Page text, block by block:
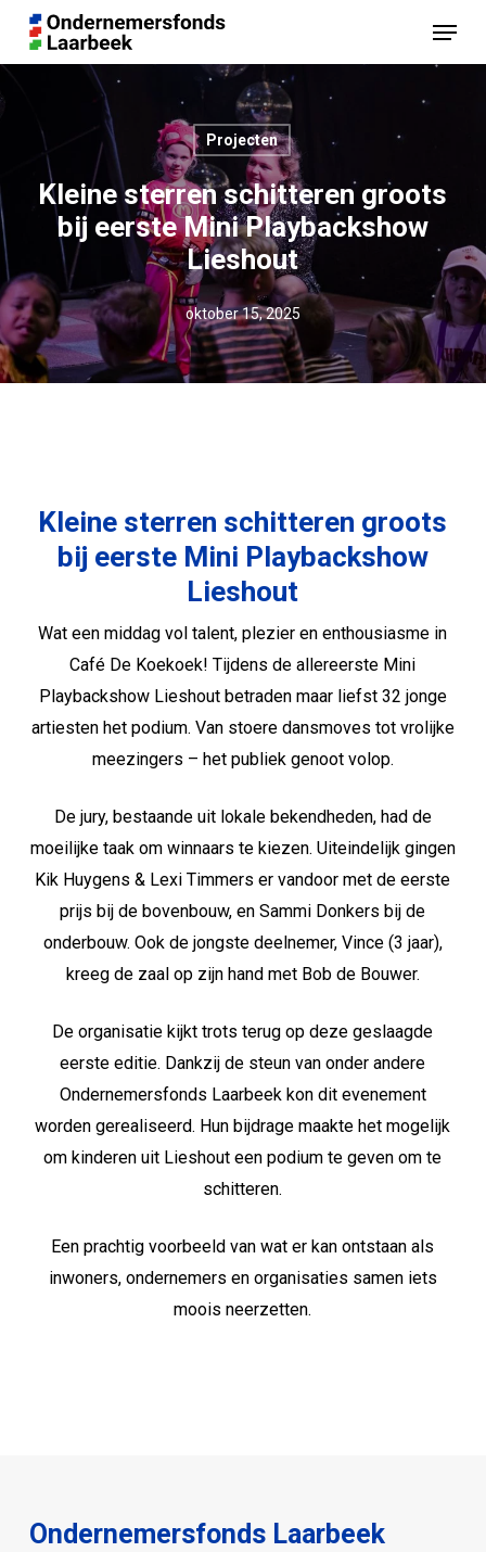
Skip
Menu
Projecten
Kleine sterren schitteren groots
bij eerste Mini Playbackshow
Lieshout
oktober 15, 2025
Kleine sterren schitteren groots
bij eerste Mini Playbackshow
Lieshout
Wat een middag vol talent, plezier en enthousiasme in
Café De Koekoek! Tijdens de allereerste Mini
Playbackshow Lieshout betraden maar liefst 32 jonge
artiesten het podium. Van stoere dansmoves tot vrolijke
meezingers – het publiek genoot volop.
De jury, bestaande uit lokale bekendheden, had de
moeilijke taak om winnaars te kiezen. Uiteindelijk gingen
Kik Huygens & Lexi Timmers er vandoor met de eerste
prijs bij de bovenbouw, en Sammi Donkers bij de
onderbouw. Ook de jongste deelnemer, Vince (3 jaar),
kreeg de zaal op zijn hand met Bob de Bouwer.
De organisatie kijkt trots terug op deze geslaagde
eerste editie. Dankzij de steun van onder andere
Ondernemersfonds Laarbeek kon dit evenement
worden gerealiseerd. Hun bijdrage maakte het mogelijk
om kinderen uit Lieshout een podium te geven om te
schitteren.
Een prachtig voorbeeld van wat er kan ontstaan als
inwoners, ondernemers en organisaties samen iets
moois neerzetten.
Ondernemersfonds Laarbeek